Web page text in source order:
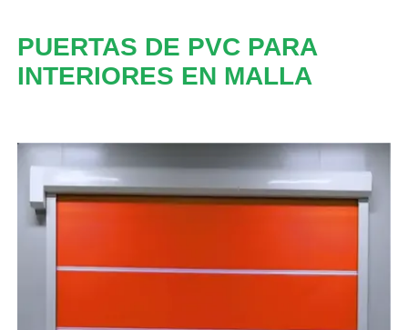
PUERTAS DE PVC PARA
INTERIORES EN MALLA